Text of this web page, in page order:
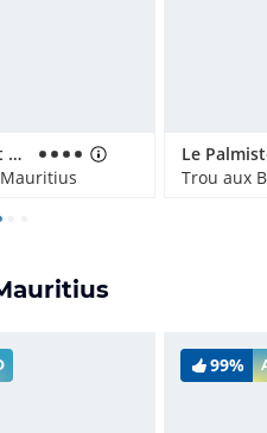
Casuarina Resort & Spa
Trou aux
99%